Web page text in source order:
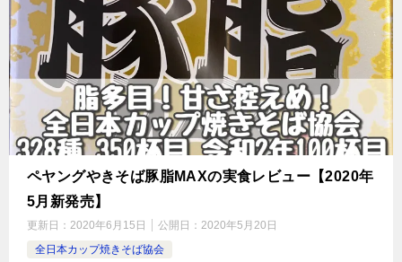
ペヤングやきそば豚脂MAXの実食レビュー【2020年
5月新発売】
更新日： 2020年6月15日 公開日： 2020年5月20日
全日本カップ焼きそば協会